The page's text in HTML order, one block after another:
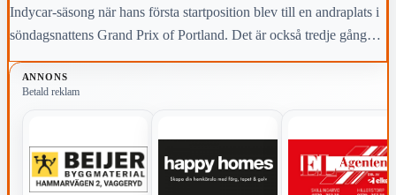
Indycar-säsong när hans första startposition blev till en andraplats i
söndagsnattens Grand Prix of Portland. Det är också tredje gången
i karriären som Värnamoföraren slutar tvåa i deltävlingen i Oregon.
ANNONS
Betald reklam